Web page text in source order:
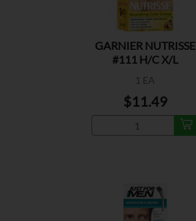
GARNIER NUTRISSE
#111 H/C X/L
1 EA
$11.49